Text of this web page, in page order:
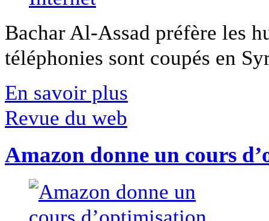
Bachar Al-Assad préfère les
téléphonies sont coupés en
En savoir plus
Revue du web
Amazon donne un cours